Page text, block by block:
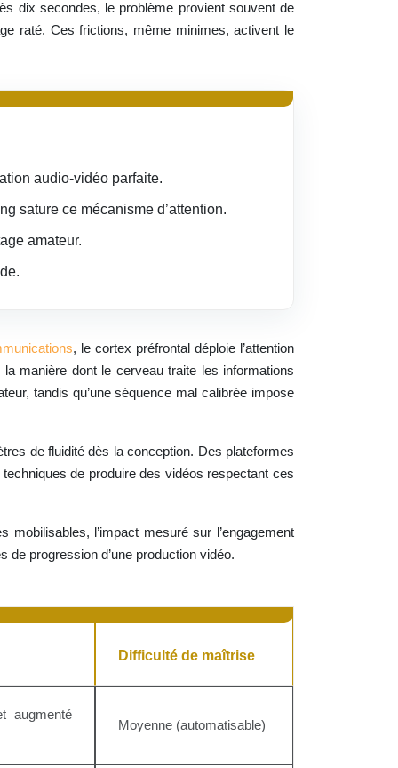
dix secondes, le problème provient souvent de
raté. Ces frictions, même minimes, activent le
audio-vidéo parfaite.
sature ce mécanisme d’attention.
amateur.
, le cortex préfrontal déploie l’attention
manière dont le cerveau traite les informations
tandis qu’une séquence mal calibrée impose
de fluidité dès la conception. Des plateformes
de produire des vidéos respectant ces
l’impact mesuré sur l’engagement
progression d’une production vidéo.
Difficulté de maîtrise
augmenté
Moyenne (automatisable)